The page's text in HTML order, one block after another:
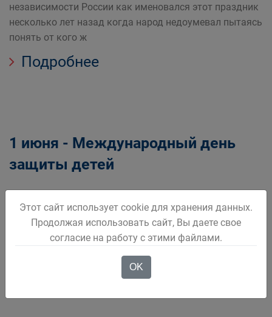
независимости России как именовался этот праздник
несколько лет назад когда народ недоумевал пытаясь
понять от кого ж
Подробнее
1 июня - Международный день
защиты детей
детей Праздник день защиты детей учрежден в ноябре
1949 года решением сессии Совета Международной
демократической Федерации женщин и отмечается
Этот сайт использует cookie для хранения данных.
Продолжая использовать сайт, Вы даете свое
согласие на работу с этими файлами.
OK